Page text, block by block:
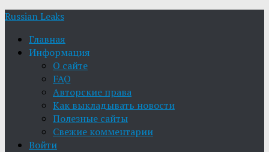
Russian Leaks
Главная
Информация
О сайте
FAQ
Авторские права
Как выкладывать новости
Полезные сайты
Свежие комментарии
Войти